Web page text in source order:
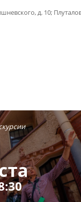
д. 10;